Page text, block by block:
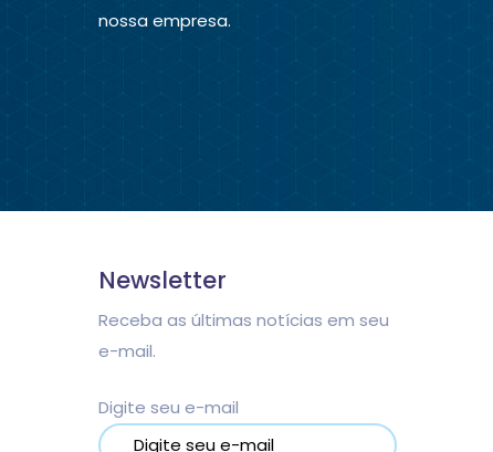
nossa empresa.
Newsletter
Receba as últimas notícias em seu
e-mail.
Digite seu e-mail